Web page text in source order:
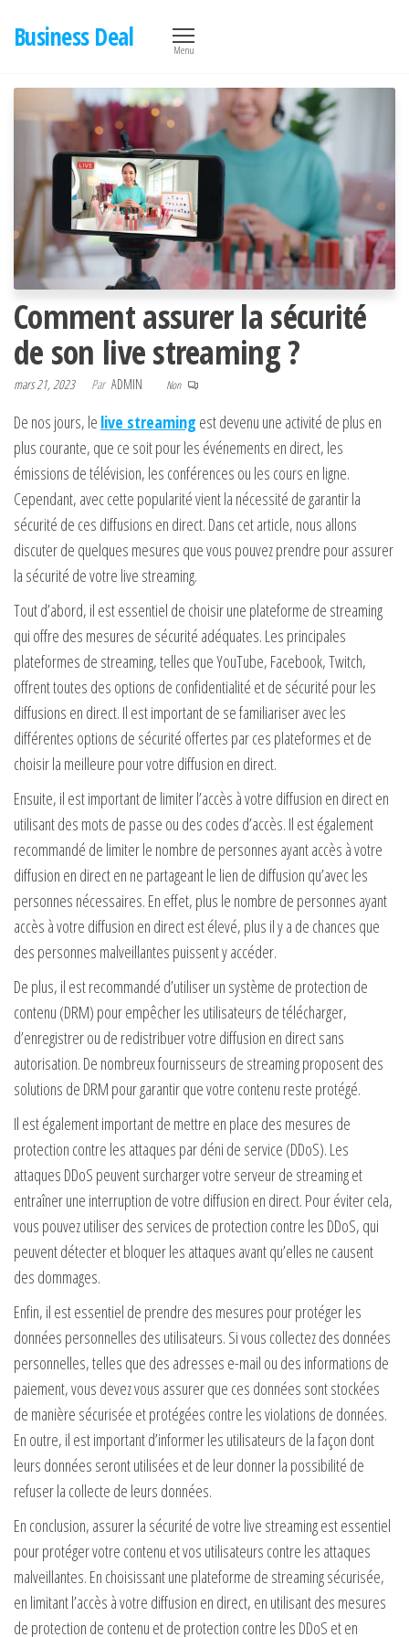
Business Deal Menu
Comment assurer la sécurité
de son live streaming ?
mars 21, 2023 Par ADMIN Non
De nos jours, le live streaming est devenu une activité de plus en
plus courante, que ce soit pour les événements en direct, les
émissions de télévision, les conférences ou les cours en ligne.
Cependant, avec cette popularité vient la nécessité de garantir la
sécurité de ces diffusions en direct. Dans cet article, nous allons
discuter de quelques mesures que vous pouvez prendre pour assurer
la sécurité de votre live streaming.
Tout d’abord, il est essentiel de choisir une plateforme de streaming
qui offre des mesures de sécurité adéquates. Les principales
plateformes de streaming, telles que YouTube, Facebook, Twitch,
offrent toutes des options de confidentialité et de sécurité pour les
diffusions en direct. Il est important de se familiariser avec les
différentes options de sécurité offertes par ces plateformes et de
choisir la meilleure pour votre diffusion en direct.
Ensuite, il est important de limiter l’accès à votre diffusion en direct en
utilisant des mots de passe ou des codes d’accès. Il est également
recommandé de limiter le nombre de personnes ayant accès à votre
diffusion en direct en ne partageant le lien de diffusion qu’avec les
personnes nécessaires. En effet, plus le nombre de personnes ayant
accès à votre diffusion en direct est élevé, plus il y a de chances que
des personnes malveillantes puissent y accéder.
De plus, il est recommandé d’utiliser un système de protection de
contenu (DRM) pour empêcher les utilisateurs de télécharger,
d’enregistrer ou de redistribuer votre diffusion en direct sans
autorisation. De nombreux fournisseurs de streaming proposent des
solutions de DRM pour garantir que votre contenu reste protégé.
Il est également important de mettre en place des mesures de
protection contre les attaques par déni de service (DDoS). Les
attaques DDoS peuvent surcharger votre serveur de streaming et
entraîner une interruption de votre diffusion en direct. Pour éviter cela,
vous pouvez utiliser des services de protection contre les DDoS, qui
peuvent détecter et bloquer les attaques avant qu’elles ne causent
des dommages.
Enfin, il est essentiel de prendre des mesures pour protéger les
données personnelles des utilisateurs. Si vous collectez des données
personnelles, telles que des adresses e-mail ou des informations de
paiement, vous devez vous assurer que ces données sont stockées
de manière sécurisée et protégées contre les violations de données.
En outre, il est important d’informer les utilisateurs de la façon dont
leurs données seront utilisées et de leur donner la possibilité de
refuser la collecte de leurs données.
En conclusion, assurer la sécurité de votre live streaming est essentiel
pour protéger votre contenu et vos utilisateurs contre les attaques
malveillantes. En choisissant une plateforme de streaming sécurisée,
en limitant l’accès à votre diffusion en direct, en utilisant des mesures
de protection de contenu et de protection contre les DDoS et en